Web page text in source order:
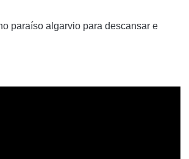
paraíso algarvio para descansar e